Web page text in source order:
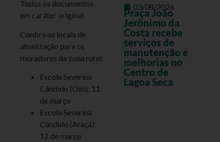
Todos os documentos
em caráter original.
Confira os locais de
atualização para os
moradores da zona rural:
Escola Severina
Cândido (Oiti): 11
de março
Escola Severina
Cândido (Araçá):
12 de março
03/08/2026
Praça João
Jerônimo da
Costa recebe
serviços de
manutenção e
melhorias no
Centro de
Lagoa Seca